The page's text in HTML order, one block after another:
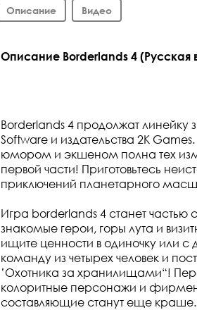
Описание Видео
Описание Borderlands 4 (Русская
Borderlands 4 продолжат линейку
Software и издательства 2K
юмором и экшеном полна тех
первой части! Приготовьтесь
приключений планетарного
Игра borderlands 4 станет
знакомые герои, горы лута и
ищите ценности в одиночку или
команду из четырех человек и
‛Охотника за хранилищами“!
колоритные персонажи и
составляющие станут еще краше.